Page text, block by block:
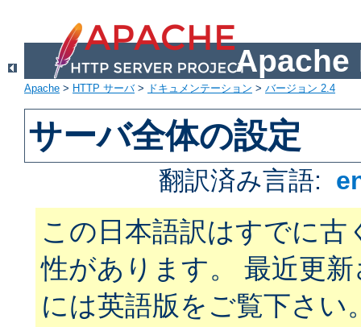
Apache
Apache > HTTP サーバ> ドキュメンテーション > バージョン 2.4
サーバ全体の設定
翻訳済み言語:
この日本語訳はすでに古
性があります。 最近更
には英語版をご覧下さい